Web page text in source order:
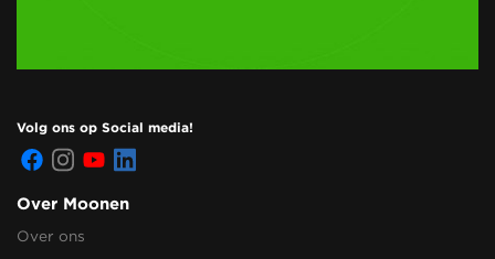
Volg ons op Social media!
Over Moonen
Over ons